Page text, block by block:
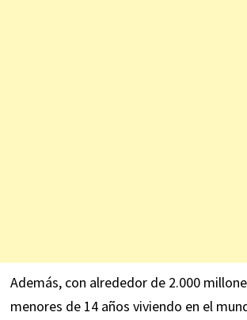
Además, con alrededor de 2.000
menores de 14 años viviendo en el